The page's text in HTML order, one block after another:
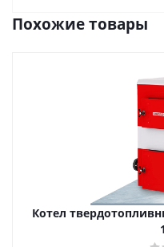
Похожие товары
Котел